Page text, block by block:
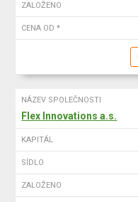
ZALOŽENO
CENA OD *
NÁZEV SPOLEČNOSTI
Flex Innovations a.s.
KAPITÁL
SÍDLO
ZALOŽENO